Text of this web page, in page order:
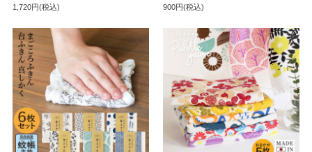
1,720円(税込)
900円(税込)